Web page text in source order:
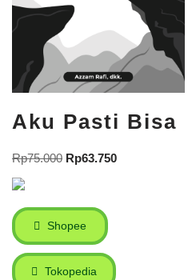
Aku Pasti Bisa
Rp75.000 Rp63.750
Shopee
Tokopedia